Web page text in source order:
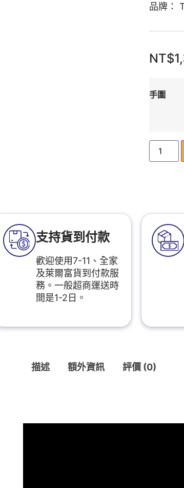
品牌：
NT$
手圍
支持貨到付款
歡迎使用7-11、全家
及萊爾富貨到付款服
務。一般超商運送時
間是1-2日。
描述 額外資訊 評價 (0)